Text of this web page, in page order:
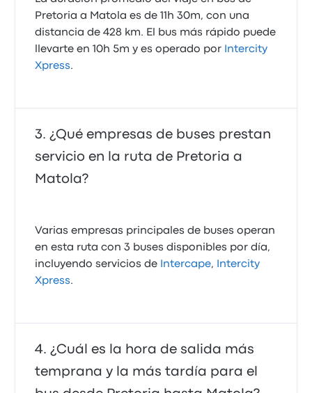
Pretoria a Matola es de 11h 30m, con una
distancia de 428 km. El bus más rápido puede
llevarte en 10h 5m y es operado por
Intercity
Xpress.
¿Qué empresas de buses prestan
servicio en la ruta de Pretoria a
Matola?
Varias empresas principales de buses operan
en esta ruta con 3 buses disponibles por día,
incluyendo servicios de
Intercape,
Intercity
Xpress.
¿Cuál es la hora de salida más
temprana y la más tardía para el